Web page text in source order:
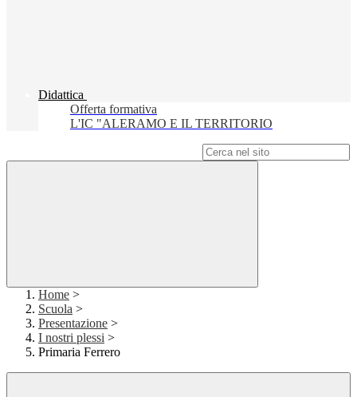
Didattica
Offerta formativa
L'IC "ALERAMO E IL TERRITORIO
Home >
Scuola >
Presentazione >
I nostri plessi >
Primaria Ferrero